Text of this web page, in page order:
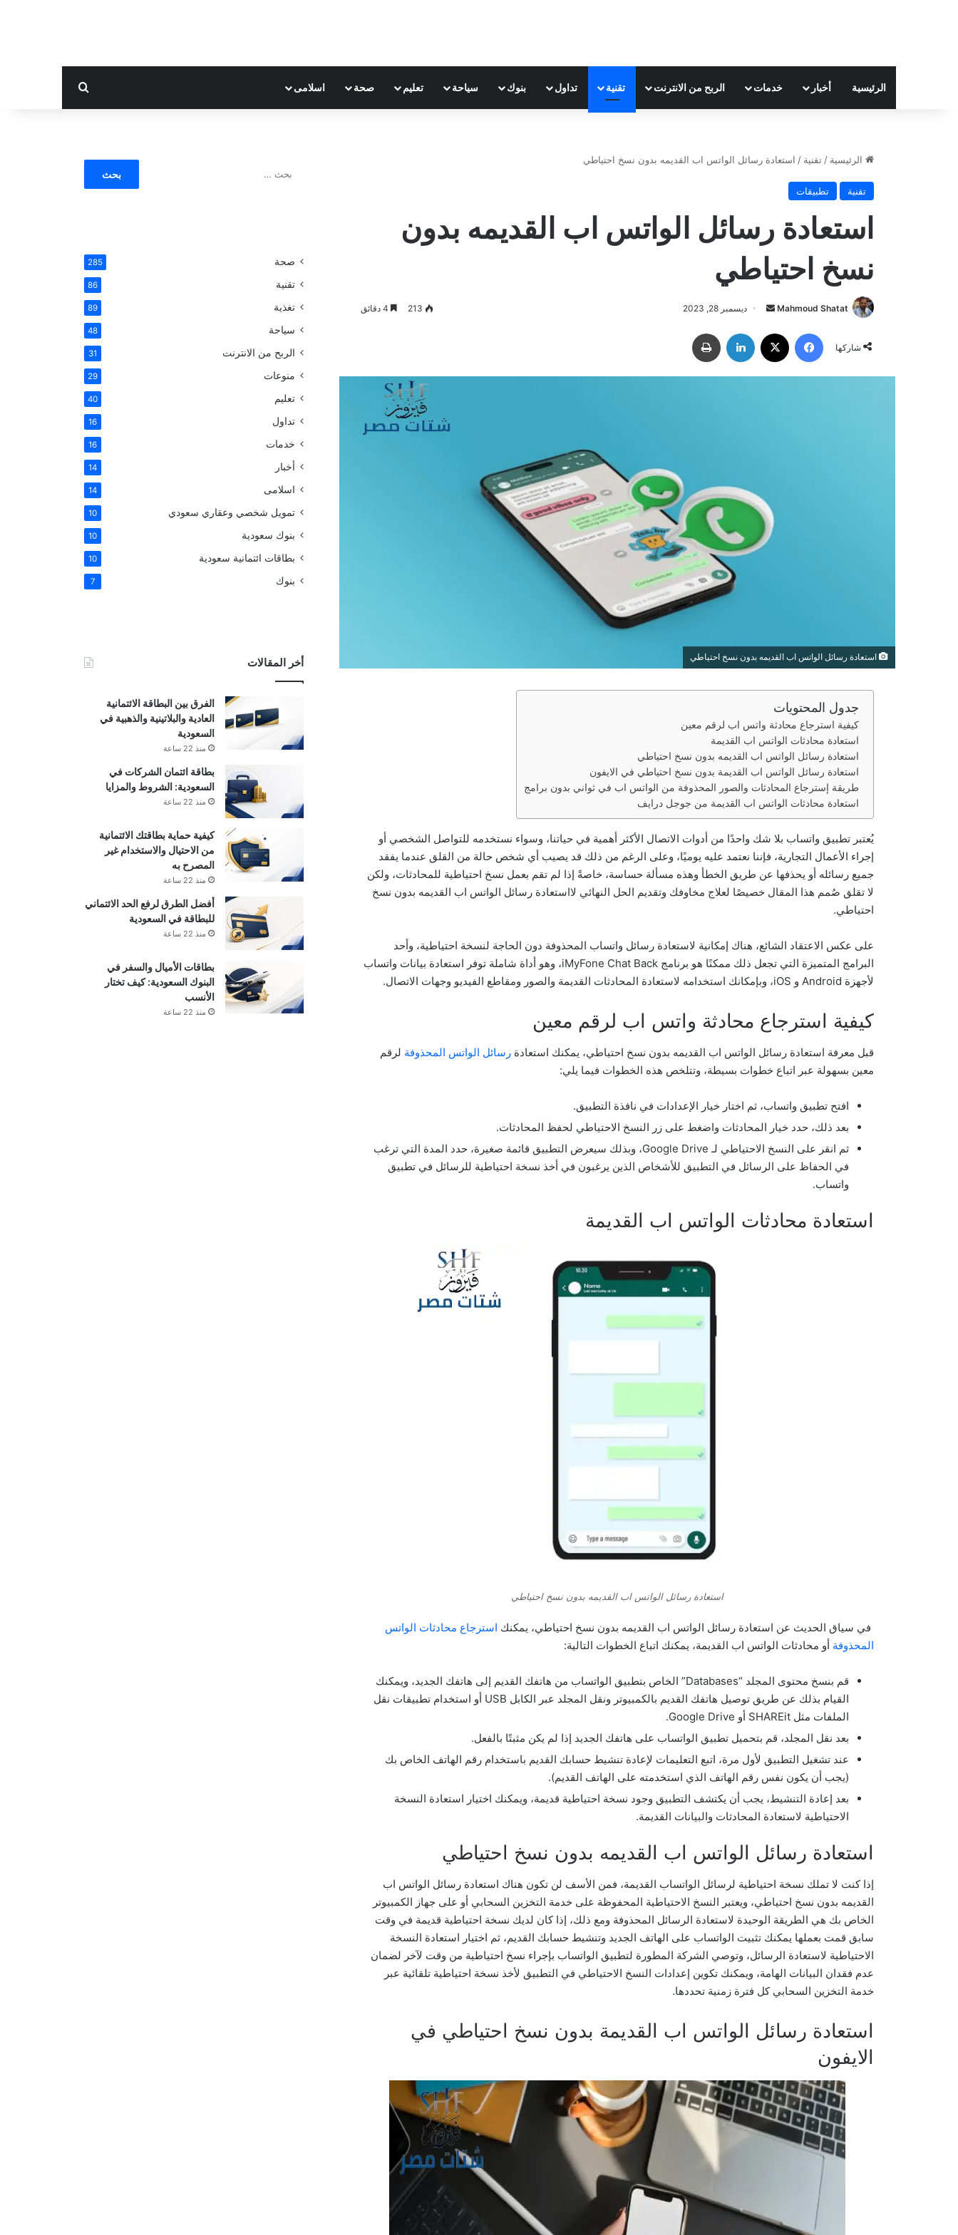
الرئيسية أخبار خدمات الربح من الانترنت تقنية تداول بنوك سياحة تعليم صحة اسلامى
الرئيسية / تقنية / استعادة رسائل الواتس اب القديمه بدون نسخ احتياطي
تقنية تطبيقات
استعادة رسائل الواتس اب القديمه بدون
نسخ احتياطي
Mahmoud Shatat
س
ل
ب
ك
ت
ر
و
ديسمبر 28, 2023 213
شاركها
استعادة رسائل الواتس اب القديمه بدون نسخ احتياطي
جدول المحتويات
كيفية استرجاع محادثة واتس اب لرقم معين
استعادة محادثات الواتس اب القديمة
استعادة رسائل الواتس اب القديمه بدون نسخ احتياطي
استعادة رسائل الواتس اب القديمة بدون نسخ احتياطي في الايفون
طريقة إسترجاع المحادثات والصور المحذوفة من الواتس اب في ثواني بدون برامج
استعادة محادثات الواتس اب القديمة من جوجل درايف
يُعتبر تطبيق واتساب بلا شك واحدًا من أدوات الاتصال الأكثر أهمية في حياتنا، وسواء نستخدمه للتواصل الشخصي أو
إجراء الأعمال التجارية، فإننا نعتمد عليه يوميًا، وعلى الرغم من ذلك قد يصيب أي شخص حالة من القلق عندما يفقد
جميع رسائله أو يحذفها عن طريق الخطأ وهذه مسألة حساسة، خاصةً إذا لم تقم بعمل نسخ احتياطية للمحادثات، ولكن
لا تقلق صُمم هذا المقال خصيصًا لعلاج مخاوفك وتقديم الحل النهائي لااستعادة رسائل الواتس اب القديمه بدون نسخ
احتياطي.
على عكس الاعتقاد الشائع، هناك إمكانية لاستعادة رسائل واتساب المحذوفة دون الحاجة لنسخة احتياطية، وأحد
البرامج المتميزة التي تجعل ذلك ممكنًا هو برنامج iMyFone Chat Back، وهو أداة شاملة توفر استعادة بيانات واتساب
لأجهزة Android و iOS، وبإمكانك استخدامه لاستعادة المحادثات القديمة والصور ومقاطع الفيديو وجهات الاتصال.
كيفية استرجاع محادثة واتس اب لرقم معين
قبل معرفة استعادة رسائل الواتس اب القديمه بدون نسخ احتياطي، يمكنك استعادة رسائل الواتس المحذوفة لرقم
معين بسهولة عبر اتباع خطوات بسيطة، وتتلخص هذه الخطوات فيما يلي:
افتح تطبيق واتساب، ثم اختار خيار الإعدادات في نافذة التطبيق.
بعد ذلك، حدد خيار المحادثات واضغط على زر النسخ الاحتياطي لحفظ المحادثات.
ثم انقر على النسخ الاحتياطي لـ Google Drive، وبذلك سيعرض التطبيق قائمة صغيرة، حدد المدة التي ترغب
في الحفاظ على الرسائل في التطبيق للأشخاص الذين يرغبون في أخذ نسخة احتياطية للرسائل في تطبيق
واتساب.
استعادة محادثات الواتس اب القديمة
استعادة رسائل الواتس اب القديمه بدون نسخ احتياطي
في سياق الحديث عن استعادة رسائل الواتس اب القديمه بدون نسخ احتياطي، يمكنك استرجاع محادثات الواتس
المحذوفة أو محادثات الواتس اب القديمة، يمكنك اتباع الخطوات التالية:
قم بنسخ محتوى المجلد “Databases” الخاص بتطبيق الواتساب من هاتفك القديم إلى هاتفك الجديد، ويمكنك
القيام بذلك عن طريق توصيل هاتفك القديم بالكمبيوتر ونقل المجلد عبر الكابل USB أو استخدام تطبيقات نقل
الملفات مثل SHAREit أو Google Drive.
بعد نقل المجلد، قم بتحميل تطبيق الواتساب على هاتفك الجديد إذا لم يكن مثبتًا بالفعل.
عند تشغيل التطبيق لأول مرة، اتبع التعليمات لإعادة تنشيط حسابك القديم باستخدام رقم الهاتف الخاص بك
(يجب أن يكون نفس رقم الهاتف الذي استخدمته على الهاتف القديم).
بعد إعادة التنشيط، يجب أن يكتشف التطبيق وجود نسخة احتياطية قديمة، ويمكنك اختيار استعادة النسخة
الاحتياطية لاستعادة المحادثات والبيانات القديمة.
استعادة رسائل الواتس اب القديمه بدون نسخ احتياطي
إذا كنت لا تملك نسخة احتياطية لرسائل الواتساب القديمة، فمن الأسف لن تكون هناك استعادة رسائل الواتس اب
القديمه بدون نسخ احتياطي، ويعتبر النسخ الاحتياطية المحفوظة على خدمة التخزين السحابي أو على جهاز الكمبيوتر
الخاص بك هي الطريقة الوحيدة لاستعادة الرسائل المحذوفة ومع ذلك، إذا كان لديك نسخة احتياطية قديمة في وقت
سابق قمت بعملها يمكنك تثبيت الواتساب على الهاتف الجديد وتنشيط حسابك القديم، ثم اختيار استعادة النسخة
الاحتياطية لاستعادة الرسائل، وتوصي الشركة المطورة لتطبيق الواتساب بإجراء نسخ احتياطية من وقت لآخر لضمان
عدم فقدان البيانات الهامة، ويمكنك تكوين إعدادات النسخ الاحتياطي في التطبيق لأخذ نسخة احتياطية تلقائية عبر
خدمة التخزين السحابي كل فترة زمنية تحددها.
استعادة رسائل الواتس اب القديمة بدون نسخ احتياطي في
الايفون
صحة 285
تقنية 86
تغذية 89
سياحة 48
الربح من الانترنت 31
منوعات 29
تعليم 40
تداول 16
خدمات 16
أخبار 14
اسلامى 14
تمويل شخصي وعقاري سعودي 10
بنوك سعودية 10
بطاقات ائتمانية سعودية 10
بنوك 7
أخر المقالات
الفرق بين البطاقة الائتمانية
العادية والبلاتينية والذهبية في
السعودية
منذ 22 ساعة
بطاقة ائتمان الشركات في
السعودية: الشروط والمزايا
منذ 22 ساعة
كيفية حماية بطاقتك الائتمانية
من الاحتيال والاستخدام غير
المصرح به
منذ 22 ساعة
أفضل الطرق لرفع الحد الائتماني
للبطاقة في السعودية
منذ 22 ساعة
بطاقات الأميال والسفر في
البنوك السعودية: كيف تختار
الأنسب
منذ 22 ساعة